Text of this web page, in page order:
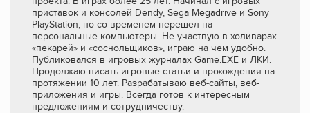
приставок и консолей Dendy, Sega Megadrive и Sony
PlayStation, но со временем перешел на
персональные компьютеры. Не участвую в холиварах
«пекарей» и «соснольщиков», играю на чем удобно.
Публиковался в игровых журналах Game.EXE и ЛКИ.
Продолжаю писать игровые статьи и прохождения на
протяжении 10 лет. Разрабатываю веб-сайты, веб-
приложения и игры. Всегда готов к интересным
предложениям и сотрудничеству.